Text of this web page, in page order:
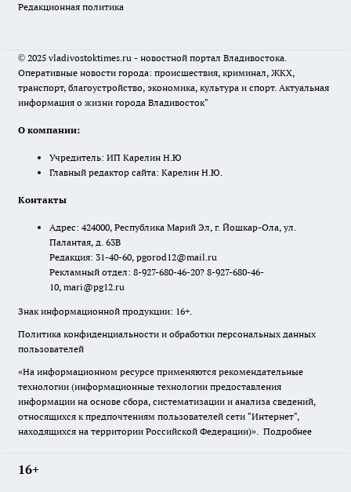
Редакционная политика
© 2025 vladivostoktimes.ru - новостной портал Владивостока.
Оперативные новости города: происшествия, криминал, ЖКХ,
транспорт, благоустройство, экономика, культура и спорт. Актуальная
информация о жизни города Владивосток"
О компании:
Учредитель: ИП Карелин Н.Ю
Главный редактор сайта: Карелин Н.Ю.
Контакты
Адрес: 424000, Республика Марий Эл, г. Йошкар-Ола, ул.
Палантая, д. 63В
Редакция: 31-40-60, pgorod12@mail.ru
Рекламный отдел: 8-927-680-46-20? 8-927-680-46-
10, mari@pg12.ru
Знак информационной продукции: 16+.
Политика конфиденциальности и обработки персональных данных
пользователей
«На информационном ресурсе применяются рекомендательные
технологии (информационные технологии предоставления
информации на основе сбора, систематизации и анализа сведений,
относящихся к предпочтениям пользователей сети "Интернет",
находящихся на территории Российской Федерации)». Подробнее
16+